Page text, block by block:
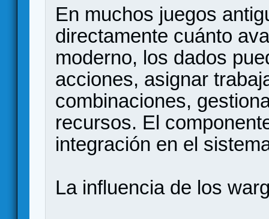
En muchos juegos
directamente cuánto
moderno, los dados
acciones, asignar
combinaciones,
recursos. El
integración en el
La influencia de los